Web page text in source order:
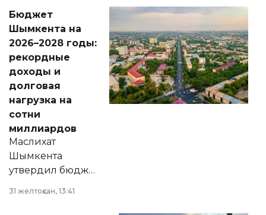
народу
Венесуэлы.
Бюджет
Шымкента на
2026–2028 годы:
рекордные
доходы и
долговая
нагрузка на
сотни
миллиардов
Маслихат
Шымкента
утвердил бюджет
2028 годы.
31 желтоқсан, 13:41